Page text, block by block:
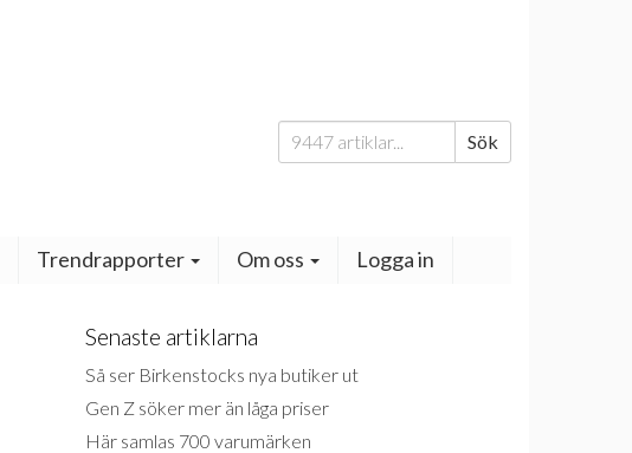
Sök
efter:
Sök
Trendrapporter Om oss Logga in
Senaste artiklarna
Så ser Birkenstocks nya butiker ut
Gen Z söker mer än låga priser
Här samlas 700 varumärken